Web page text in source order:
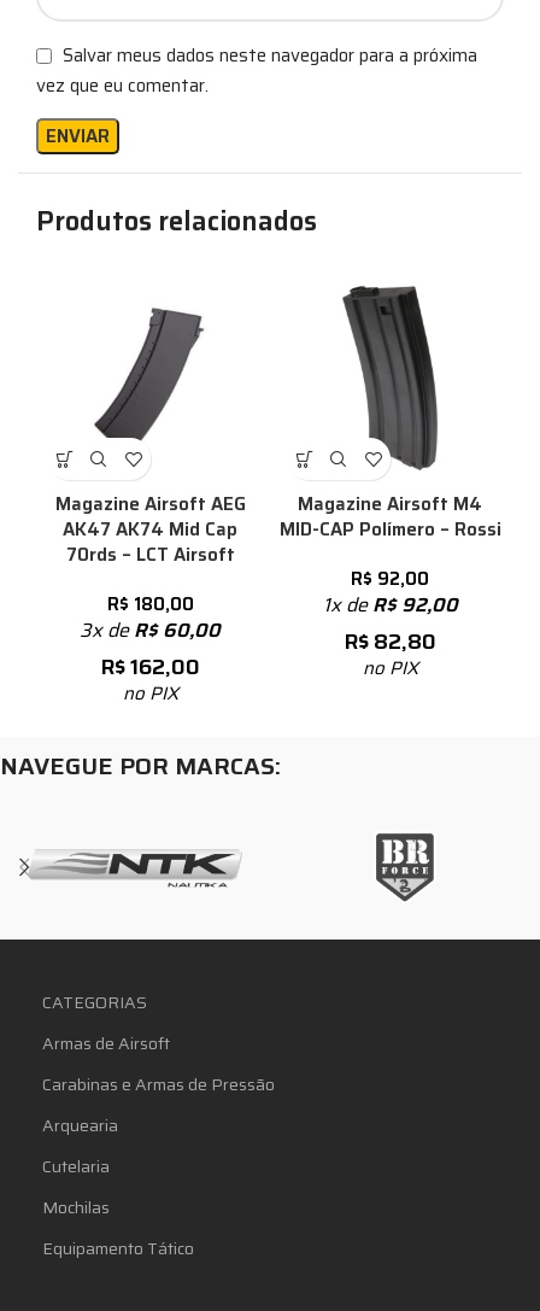
Salvar meus dados neste navegador para a próxima
vez que eu comentar.
Produtos relacionados
Magazine Airsoft AEG
AK47 AK74 Mid Cap
70rds – LCT Airsoft
R$ 180,00
3x deR$60,00
R$162,00
no PIX
Magazine Airsoft M4
MID-CAP Polímero – Rossi
R$ 92,00
1x deR$92,00
R$82,80
no PIX
NAVEGUE POR MARCAS:
CATEGORIAS
Armas de Airsoft
Carabinas e Armas de Pressão
Arquearia
Cutelaria
Mochilas
Equipamento Tático